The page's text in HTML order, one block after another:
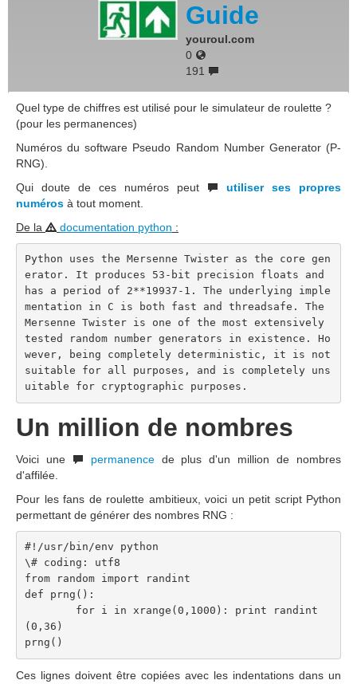
Guide
youroul.com
0
191
Quel type de chiffres est utilisé pour le simulateur de roulette ?
(pour les permanences)
Numéros du software Pseudo Random Number Generator (P-
RNG).
Qui doute de ces numéros peut
utiliser ses propres
numéros à tout moment.
De la
documentation python :
Python uses the Mersenne Twister as the core gen
erator. It produces 53-bit precision floats and
has a period of 2**19937-1. The underlying imple
mentation in C is both fast and threadsafe. The
Mersenne Twister is one of the most extensively
tested random number generators in existence. Ho
wever, being completely deterministic, it is not
suitable for all purposes, and is completely uns
uitable for cryptographic purposes.
Un million de nombres
Voici une permanencede plus d'un million de nombres
d'affilée.
Pour les fans de roulette ambitieux, voici un petit script Python
permettant de générer des nombres RNG :
#!/usr/bin/env python
\# coding: utf8
from random import randint
def prng():
(0,36)
prng()
Ces lignes doivent être copiées avec les indentations dans un